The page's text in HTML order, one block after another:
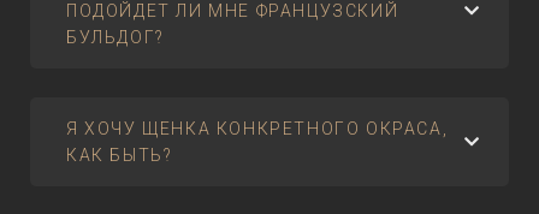
ПОДОЙДЕТ ЛИ МНЕ ФРАНЦУЗСКИЙ
БУЛЬДОГ?
Я ХОЧУ ЩЕНКА КОНКРЕТНОГО ОКРАСА,
КАК БЫТЬ?